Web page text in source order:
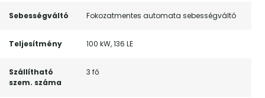
Sebességváltó Fokozatmentes automata sebességváltó
Teljesítmény 100 kW, 136 LE
Szállítható
szem. száma
3 fő